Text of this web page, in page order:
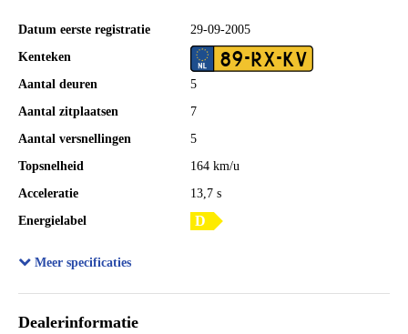
Datum eerste registratie
29-09-2005
Kenteken
89-RX-KV
Aantal deuren
5
Aantal zitplaatsen
7
Aantal versnellingen
5
Topsnelheid
164 km/u
Acceleratie
13,7 s
Energielabel
Wielbasis
Meer specificaties
Dealerinformatie